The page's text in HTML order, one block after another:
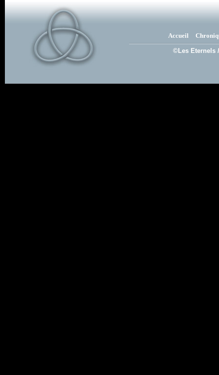
Accueil
©Les Eternels